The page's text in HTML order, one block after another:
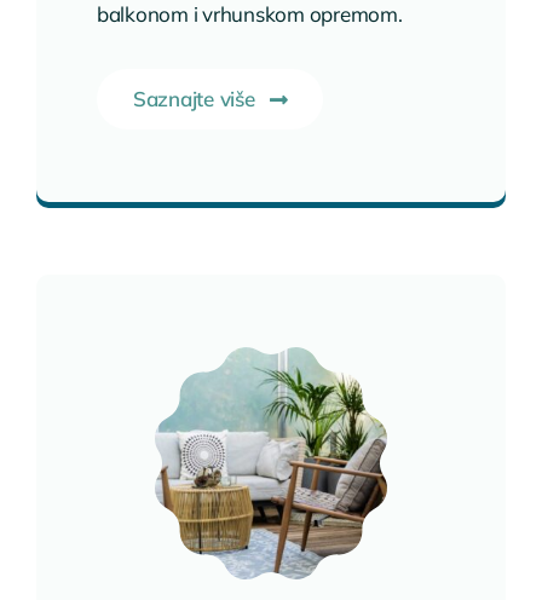
balkonom i vrhunskom opremom.
Saznajte više